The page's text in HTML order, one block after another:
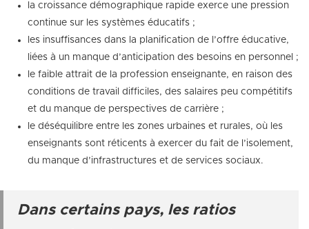
la croissance démographique rapide exerce une pression
continue sur les systèmes éducatifs ;
les insuffisances dans la planification de l’offre éducative,
liées à un manque d’anticipation des besoins en personnel ;
le faible attrait de la profession enseignante, en raison des
conditions de travail difficiles, des salaires peu compétitifs
et du manque de perspectives de carrière ;
le déséquilibre entre les zones urbaines et rurales, où les
enseignants sont réticents à exercer du fait de l’isolement,
du manque d’infrastructures et de services sociaux.
Dans certains pays, les ratios